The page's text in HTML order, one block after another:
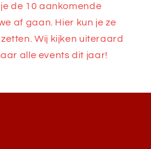
de 10 aankomende
af gaan. Hier kun je ze
Wij kijken uiteraard
alle events dit jaar!